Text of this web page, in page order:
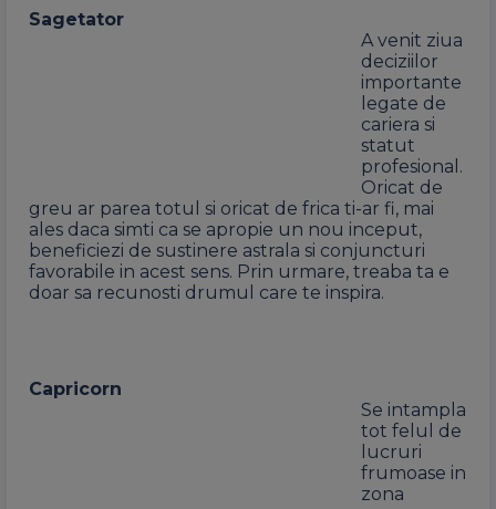
Sagetator
A venit ziua
deciziilor
importante
legate de
cariera si
statut
profesional.
Oricat de
greu ar parea totul si oricat de frica ti-ar fi, mai
ales daca simti ca se apropie un nou inceput,
beneficiezi de sustinere astrala si conjuncturi
favorabile in acest sens. Prin urmare, treaba ta e
doar sa recunosti drumul care te inspira.
Capricorn
Se intampla
tot felul de
lucruri
frumoase in
zona